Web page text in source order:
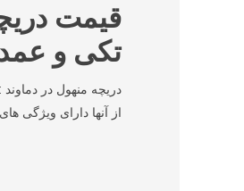
قیمت
تکی و
دریچه منهول در
از آنها دارای ویژگی